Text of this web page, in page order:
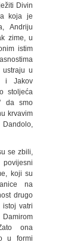
Divin
koja je
Andriju
zime, u
istim
u
i Jakov
stoljeća
da smo
krvavim
se zbili,
koji su
na
drugo
vatri
ona
u formi